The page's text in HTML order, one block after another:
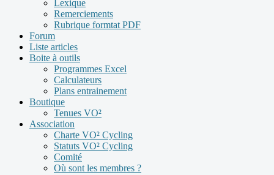
Lexique
Remerciements
Rubrique formtat PDF
Forum
Liste articles
Boite à outils
Programmes Excel
Calculateurs
Plans entrainement
Boutique
Tenues VO²
Association
Charte VO² Cycling
Statuts VO² Cycling
Comité
Où sont les membres ?